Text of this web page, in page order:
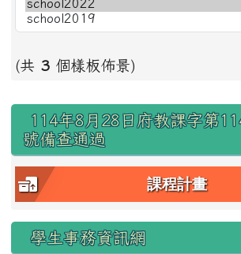
(共 3 個樣板佈景)
右邊區域內容
114年8月28日府教課字第
號備查通過
課程計畫
學生事務資訊網